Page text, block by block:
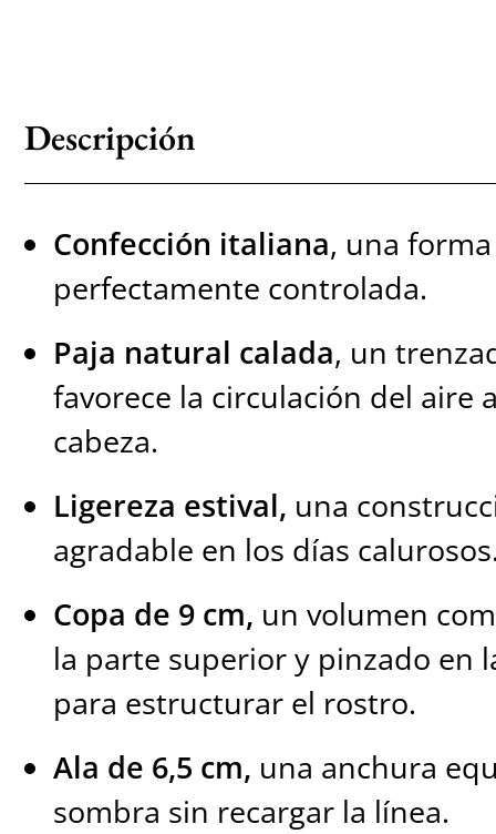
Descripción
Confección italiana, una
perfectamente controlada.
Paja natural calada, un
favorece la circulación del aire
cabeza.
Ligereza estival, una
agradable en los días
Copa de 9 cm, un volumen
la parte superior y pinzado en
para estructurar el rostro.
Ala de 6,5 cm, una anchura
sombra sin recargar la línea.